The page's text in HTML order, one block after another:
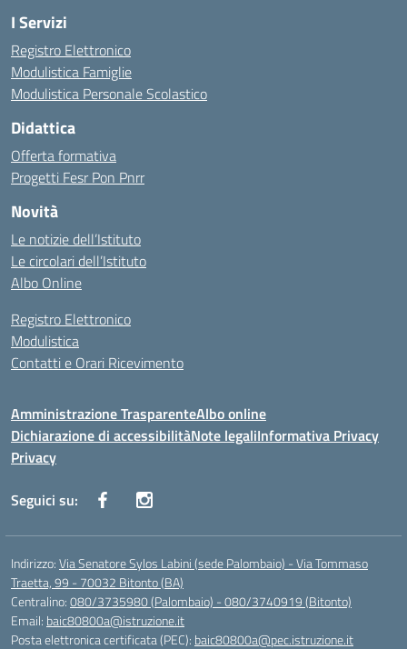
I Servizi
Registro Elettronico
Modulistica Famiglie
Modulistica Personale Scolastico
Didattica
Offerta formativa
Progetti Fesr Pon Pnrr
Novità
Le notizie dell’Istituto
Le circolari dell’Istituto
Albo Online
Registro Elettronico
Modulistica
Contatti e Orari Ricevimento
Amministrazione TrasparenteAlbo online
Dichiarazione di accessibilitàNote legaliInformativa Privacy
Privacy
Seguici su:
Indirizzo:Via Senatore Sylos Labini (sede Palombaio) - Via Tommaso
Traetta, 99 - 70032 Bitonto (BA)
Centralino:080/3735980 (Palombaio) - 080/3740919 (Bitonto)
Email: baic80800a@istruzione.it
Posta elettronica certificata (PEC): baic80800a@pec.istruzione.it